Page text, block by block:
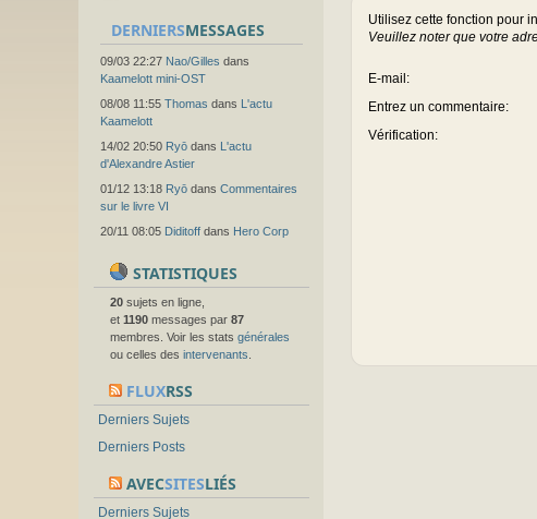
DERNIERSMESSAGES
09/03 22:27 Nao/Gilles dans
Kaamelott mini-OST
08/08 11:55 Thomas dans L'actu
Kaamelott
14/02 20:50 Ryō dans L'actu
d'Alexandre Astier
01/12 13:18 Ryō dans Commentaires
sur le livre VI
20/11 08:05 Diditoff dans Hero Corp
STATISTIQUES
20 sujets en ligne,
et 1190 messages par 87
membres. Voir les stats générales
ou celles des intervenants
FLUXRSS
Derniers Sujets
Derniers Posts
AVECSITESLIÉS
Derniers Sujets
Utilisez cette fonction pour
Veuillez noter que votre
E-mail :
Entrez un commentaire:
Vérification: